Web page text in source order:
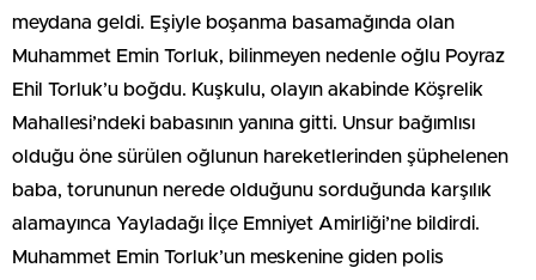
meydana geldi. Eşiyle boşanma basamağında olan
Muhammet Emin Torluk, bilinmeyen nedenle oğlu Poyraz
Ehil Torluk’u boğdu. Kuşkulu, olayın akabinde Köşrelik
Mahallesi’ndeki babasının yanına gitti. Unsur bağımlısı
olduğu öne sürülen oğlunun hareketlerinden şüphelenen
baba, torununun nerede olduğunu sorduğunda karşılık
alamayınca Yayladağı İlçe Emniyet Amirliği’ne bildirdi.
Muhammet Emin Torluk’un meskenine giden polis